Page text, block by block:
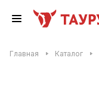
Главная Каталог